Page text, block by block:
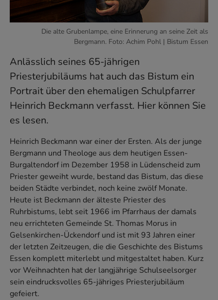
Anlässlich seines 65-jährigen
Priesterjubiläums hat auch das Bistum ein
Portrait über den ehemaligen Schulpfarrer
Heinrich Beckmann verfasst. Hier können Sie
es lesen.
Heinrich Beckmann war einer der Ersten. Als der junge
Bergmann und Theologe aus dem heutigen Essen-
Burgaltendorf im Dezember 1958 in Lüdenscheid zum
Priester geweiht wurde, bestand das Bistum, das diese
beiden Städte verbindet, noch keine zwölf Monate.
Heute ist Beckmann der älteste Priester des
Ruhrbistums, lebt seit 1966 im Pfarrhaus der damals
neu errichteten Gemeinde St. Thomas Morus in
Gelsenkirchen-Ückendorf und ist mit 93 Jahren einer
der letzten Zeitzeugen, die die Geschichte des Bistums
Essen komplett miterlebt und mitgestaltet haben. Kurz
vor Weihnachten hat der langjährige Schulseelsorger
sein eindrucksvolles 65-jähriges Priesterjubiläum
gefeiert.
Die alte Grubenlampe, eine Erinnerung an seine Zeit als
Bergmann. Foto: Achim Pohl | Bistum Essen